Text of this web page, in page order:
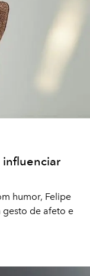
humor, Felipe
de afeto e